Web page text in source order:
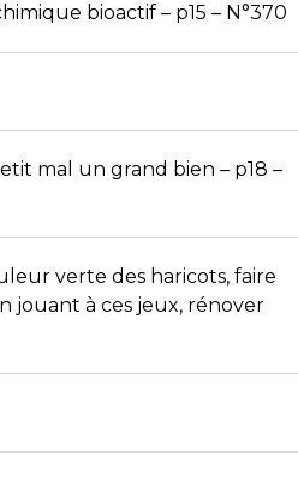
bioactif – p15 – N°370
mal un grand bien – p18 –
verte des haricots, faire
jouant à ces jeux, rénover